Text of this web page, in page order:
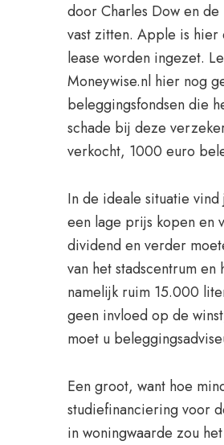
door Charles Dow en
vast zitten. Apple is
lease worden ingezet.
Moneywise.nl hier nog
beleggingsfondsen die
schade bij deze
verkocht, 1000 euro
In de ideale situatie
een lage prijs kopen en
dividend en verder
van het stadscentrum
namelijk ruim 15.000
geen invloed op de
moet u
Een groot, want hoe
studiefinanciering voor
in woningwaarde zou